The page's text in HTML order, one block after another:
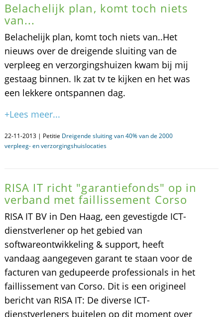
Belachelijk plan, komt toch niets
van...
Belachelijk plan, komt toch niets van..Het
nieuws over de dreigende sluiting van de
verpleeg en verzorgingshuizen kwam bij mij
gestaag binnen. Ik zat tv te kijken en het was
een lekkere ontspannen dag.
+Lees meer...
22-11-2013 | Petitie Dreigende sluiting van 40% van de 2000
verpleeg- en verzorgingshuislocaties
RISA IT richt "garantiefonds" op in
verband met faillissement Corso
RISA IT BV in Den Haag, een gevestigde ICT-
dienstverlener op het gebied van
softwareontwikkeling & support, heeft
vandaag aangegeven garant te staan voor de
facturen van gedupeerde professionals in het
faillissement van Corso. Dit is een origineel
bericht van RISA IT: De diverse ICT-
dienstverleners buitelen op dit moment over